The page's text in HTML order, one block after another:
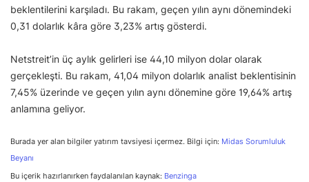
beklentilerini karşıladı. Bu rakam, geçen yılın aynı dönemindeki
0,31 dolarlık kâra göre 3,23% artış gösterdi.
Netstreit’in üç aylık gelirleri ise 44,10 milyon dolar olarak
gerçekleşti. Bu rakam, 41,04 milyon dolarlık analist beklentisinin
7,45% üzerinde ve geçen yılın aynı dönemine göre 19,64% artış
anlamına geliyor.
Burada yer alan bilgiler yatırım tavsiyesi içermez. Bilgi için: Midas Sorumluluk
Beyanı
Bu içerik hazırlanırken faydalanılan kaynak: Benzinga